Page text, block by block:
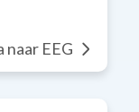
naar EEG